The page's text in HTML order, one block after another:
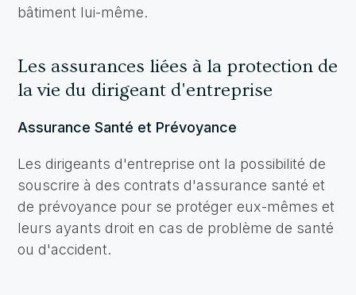
bâtiment lui-même.
Les assurances liées à la protection de
la vie du dirigeant d'entreprise
Assurance Santé et Prévoyance
Les dirigeants d'entreprise ont la possibilité de
souscrire à des contrats d'assurance santé et
de prévoyance pour se protéger eux-mêmes et
leurs ayants droit en cas de problème de santé
ou d'accident.